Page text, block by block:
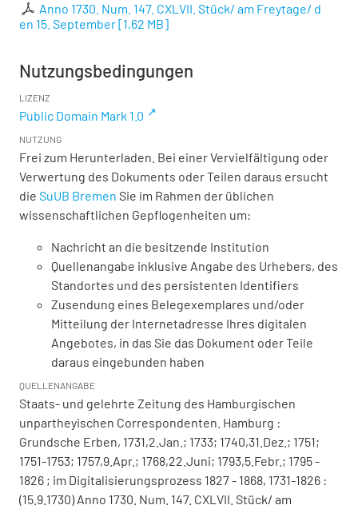
Anno 1730. Num. 147. CXLVII. Stück/ am Freytage/ d
en 15. September[1,62 MB]
Nutzungsbedingungen
LIZENZ
Public Domain Mark 1.0
NUTZUNG
Frei zum Herunterladen. Bei einer Vervielfältigung oder
Verwertung des Dokuments oder Teilen daraus ersucht
die SuUB Bremen Sie im Rahmen der üblichen
wissenschaftlichen Gepflogenheiten um:
Nachricht an die besitzende Institution
Quellenangabe inklusive Angabe des Urhebers, des
Standortes und des persistenten Identifiers
Zusendung eines Belegexemplares und/oder
Mitteilung der Internetadresse Ihres digitalen
Angebotes, in das Sie das Dokument oder Teile
daraus eingebunden haben
QUELLENANGABE
Staats- und gelehrte Zeitung des Hamburgischen
unpartheyischen Correspondenten. Hamburg :
Grundsche Erben, 1731,2.Jan.; 1733; 1740,31.Dez.; 1751;
1751-1753; 1757,9.Apr.; 1768,22.Juni; 1793,5.Febr.; 1795 -
1826 ; im Digitalisierungsprozess 1827 - 1868, 1731-1826 :
(15.9.1730) Anno 1730. Num. 147. CXLVII. Stück/ am